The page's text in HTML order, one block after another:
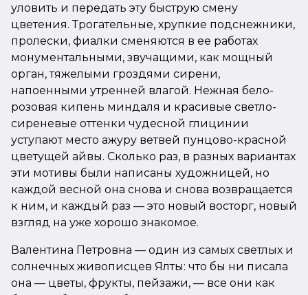
уловить и передать эту быструю смену
цветения. Трогательные, хрупкие подснежники,
пролески, фиалки сменяются в ее работах
монументальными, звучащими, как мощный
орган, тяжелыми гроздями сирени,
напоенными утренней влагой. Нежная бело-
розовая кипень миндаля и красивые светло-
сиреневые оттенки чудесной глицинии
уступают место ажуру ветвей пунцово-красной
цветущей айвы. Сколько раз, в разных вариантах
эти мотивы были написаны художницей, но
каждой весной она снова и снова возвращается
к ним, и каждый раз — это новый восторг, новый
взгляд на уже хорошо знакомое.
Валентина Петровна — один из самых светлых и
солнечных живописцев Ялты: что бы ни писала
она — цветы, фрукты, пейзажи, — все они как